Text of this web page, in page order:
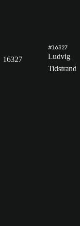
16327
#16327
Ludvig
Tidstrand